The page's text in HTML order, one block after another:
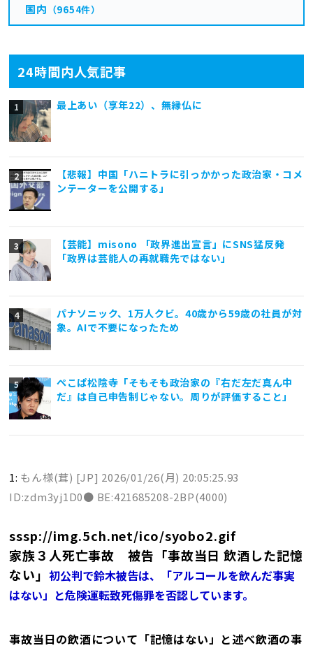
24時間内人気記事
最上あい（享年22）、無縁仏に
【悲報】中国「ハニトラに引っかかった政治家・コメ
ンテーターを公開する」
【芸能】misono 「政界進出宣言」にSNS猛反発
「政界は芸能人の再就職先ではない」
パナソニック、1万人クビ。40歳から59歳の社員が対
象。AIで不要になったため
ぺこぱ松陰寺「そもそも政治家の『右だ左だ真ん中
だ』は自己申告制じゃない。周りが評価すること」
1: もん様(茸) [JP] 2026/01/26(月) 20:05:25.93
ID:zdm3yj1D0● BE:421685208-2BP(4000)
sssp://img.5ch.net/ico/syobo2.gif
家族３人死亡事故 被告「事故当日 飲酒した記憶
ない」 初公判で鈴木被告は、「アルコールを飲んだ事実
はない」と危険運転致死傷罪を否認しています。
事故当日の飲酒について「記憶はない」と述べ飲酒の事
国内 （9654件）